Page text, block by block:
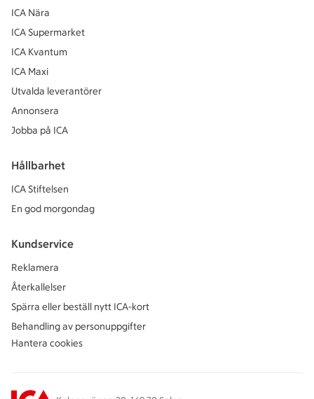
ICA Nära
ICA Supermarket
ICA Kvantum
ICA Maxi
Utvalda leverantörer
Annonsera
Jobba på ICA
Hållbarhet
ICA Stiftelsen
En god morgondag
Kundservice
Reklamera
Återkallelser
Spärra eller beställ nytt ICA-kort
Behandling av personuppgifter
Hantera cookies